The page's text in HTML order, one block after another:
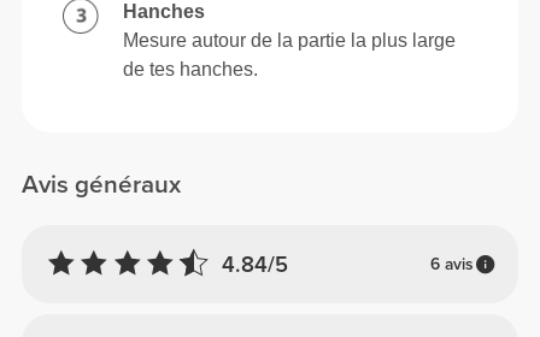
Avis généraux
4.84/5 6 avis
Hanches
Mesure autour de la partie la plus large
de tes hanches.